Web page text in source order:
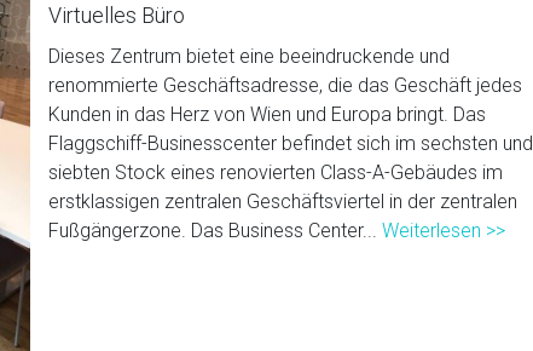
Virtuelles Büro
Dieses Zentrum bietet eine beeindruckende und
renommierte Geschäftsadresse, die das Geschäft jedes
Kunden in das Herz von Wien und Europa bringt. Das
Flaggschiff-Businesscenter befindet sich im sechsten und
siebten Stock eines renovierten Class-A-Gebäudes im
erstklassigen zentralen Geschäftsviertel in der zentralen
Fußgängerzone. Das Business Center...Weiterlesen >>